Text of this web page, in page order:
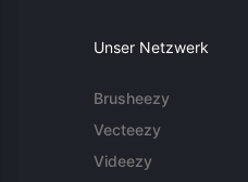
Unser Netzwerk
Brusheezy
Vecteezy
Videezy